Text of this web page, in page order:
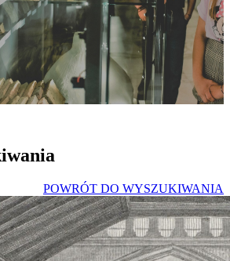
POWRÓT DO WYSZUKIWANIA